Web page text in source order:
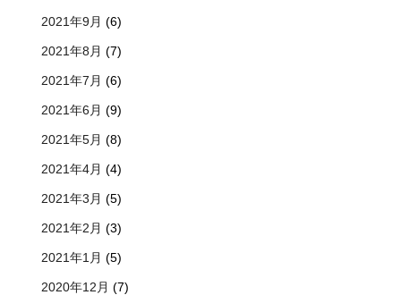
2021年9月 (6)
2021年8月 (7)
2021年7月 (6)
2021年6月 (9)
2021年5月 (8)
2021年4月 (4)
2021年3月 (5)
2021年2月 (3)
2021年1月 (5)
2020年12月 (7)